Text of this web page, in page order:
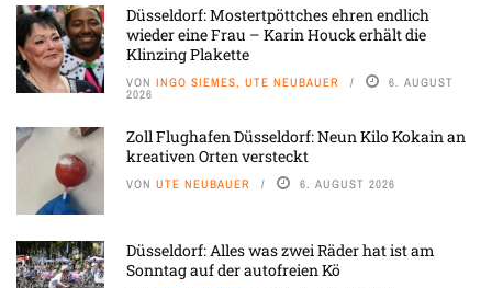
Düsseldorf: Mostertpöttches ehren endlich
wieder eine Frau – Karin Houck erhält die
Klinzing Plakette
VON INGO SIEMES, UTE NEUBAUER 6. AUGUST
2026
Zoll Flughafen Düsseldorf: Neun Kilo Kokain an
kreativen Orten versteckt
VON UTE NEUBAUER 6. AUGUST 2026
Düsseldorf: Alles was zwei Räder hat ist am
Sonntag auf der autofreien Kö